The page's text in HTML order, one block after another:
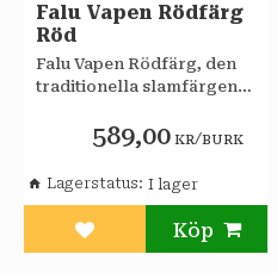
Falu Vapen Rödfärg
Röd
Falu Vapen Rödfärg, den
traditionella slamfärgen
järnvitriol och
järnoxidpigment.
589,00 KR/BURK
Lägg till i favoriter
Lagerstatus